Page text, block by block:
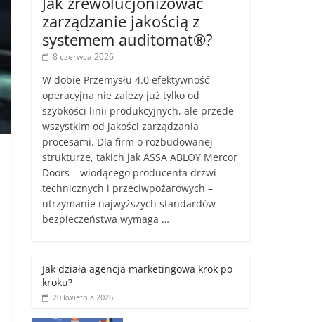
zarządzanie jakością z
systemem auditomat®?
8 czerwca 2026
W dobie Przemysłu 4.0 efektywność
operacyjna nie zależy już tylko od
szybkości linii produkcyjnych, ale przede
wszystkim od jakości zarządzania
procesami. Dla firm o rozbudowanej
strukturze, takich jak ASSA ABLOY Mercor
Doors – wiodącego producenta drzwi
technicznych i przeciwpożarowych –
utrzymanie najwyższych standardów
bezpieczeństwa wymaga …
Jak działa agencja marketingowa krok po
kroku?
20 kwietnia 2026